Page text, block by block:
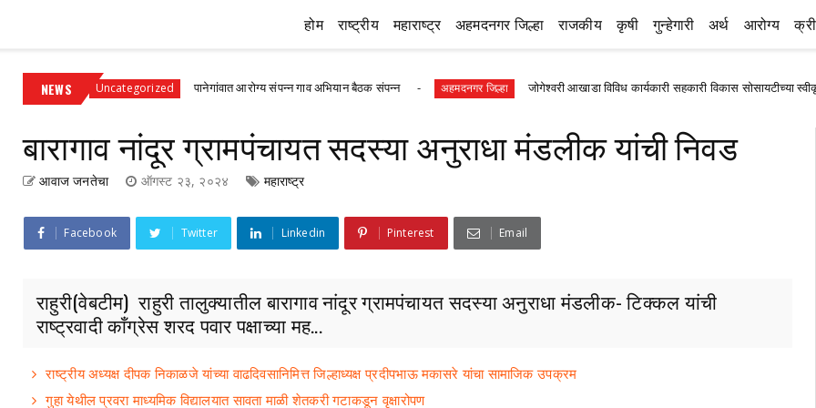
होम राष्ट्रीय महाराष्ट्र अहमदनगर जिल्हा राजकीय कृषी गुन्हेगारी अर्थ आरोग्य
NEWS
Uncategorized पानेगांवात आरोग्य संपन्न गाव अभियान बैठक संपन्न अहमदनगर जिल्हा जोगेश्वरी आखाडा विविध कार्यकारी सहकारी विकास सोसायटीच्या स्वीकृत
बारागाव नांदूर ग्रामपंचायत सदस्या अनुराधा मंडलीक यांची निवड
आवाज जनतेचा ऑगस्ट २३, २०२४ महाराष्ट्र
Facebook Twitter Linkedin Pinterest Email
राहुरी(वेबटीम) राहुरी तालुक्यातील बारागाव नांदूर ग्रामपंचायत सदस्या अनुराधा मंडलीक- टिक्कल यांची
राष्ट्रवादी काँग्रेस शरद पवार पक्षाच्या मह...
राष्ट्रीय अध्यक्ष दीपक निकाळजे यांच्या वाढदिवसानिमित्त जिल्हाध्यक्ष प्रदीपभाऊ मकासरे यांचा सामाजिक उपक्रम
गुहा येथील प्रवरा माध्यमिक विद्यालयात सावता माळी शेतकरी गटाकडून वृक्षारोपण